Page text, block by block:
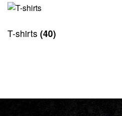
T-shirts (40)